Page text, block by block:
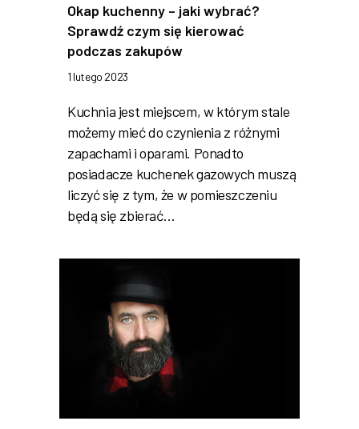
Okap kuchenny – jaki wybrać?
Sprawdź czym się kierować
podczas zakupów
1 lutego 2023
Kuchnia jest miejscem, w którym stale
możemy mieć do czynienia z różnymi
zapachami i oparami. Ponadto
posiadacze kuchenek gazowych muszą
liczyć się z tym, że w pomieszczeniu
będą się zbierać…